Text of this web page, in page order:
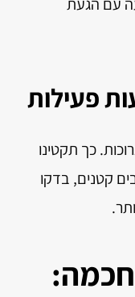
עם הגעת
פעילות
כך תקטינו
קטנים, בדקו
חכמה: